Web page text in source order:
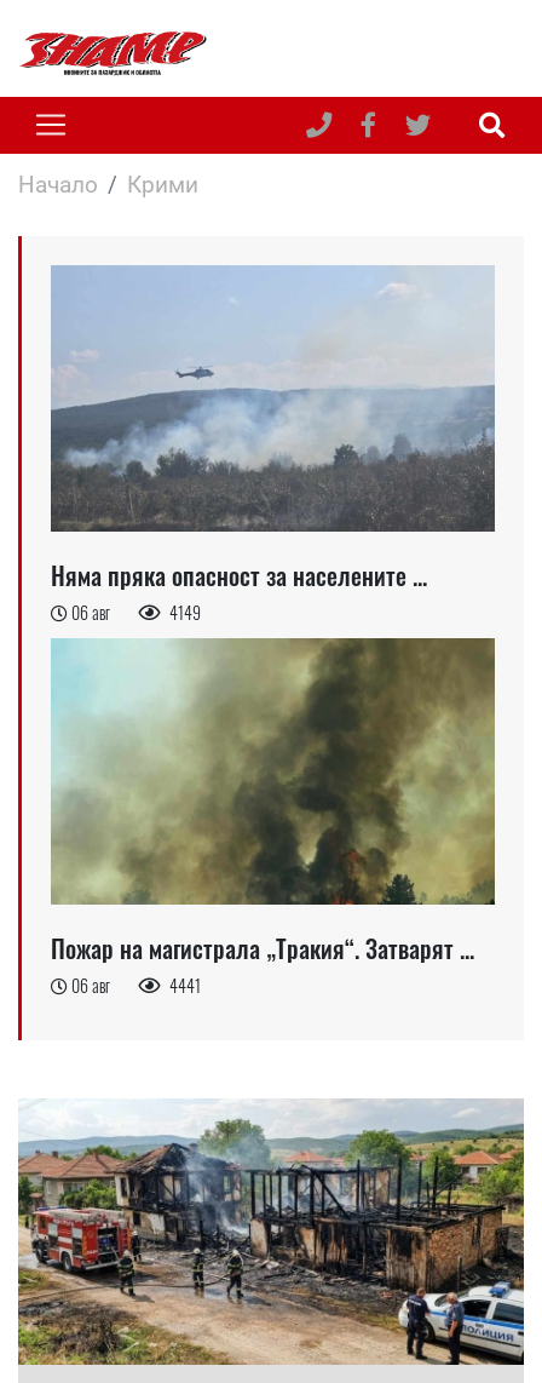
Начало Крими
Няма пряка опасност за населените ...
06 авг 4149
Пожар на магистрала „Тракия“. Затварят ...
06 авг 4441